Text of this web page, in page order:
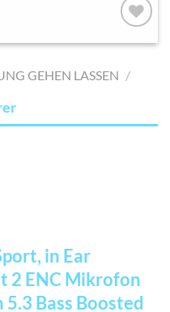
AUF MEINE
SETZEN
GEHEN LASSEN /
in Ear
2 ENC Mikrofon
Bass Boosted